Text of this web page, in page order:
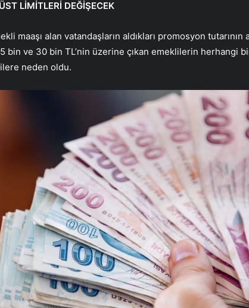
LİMİTLERİ DEĞİŞECEK
maaşı alan vatandaşların aldıkları promosyon tutarının
bin ve 30 bin TL’nin üzerine çıkan emeklilerin herhangi
neden oldu.